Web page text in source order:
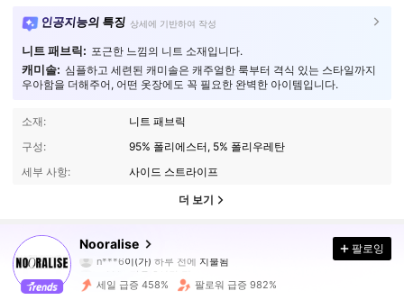
인공지능의 특징 상세에 기반하여 작성
니트 패브릭: 포근한 느낌의 니트 소재입니다.
캐미솔: 심플하고 세련된 캐미솔은 캐주얼한 룩부터 격식 있는 스타일까지
우아함을 더해주어, 어떤 옷장에도 꼭 필요한 완벽한 아이템입니다.
소재:
니트 패브릭
구성:
95% 폴리에스터, 5% 폴리우레탄
세부 사항:
사이드 스트라이프
더 보기
Nooralise
m***s다음 8시간 전
4.77 635 팔로워
팔로잉
세일 급증 458% 팔로워 급증 982%